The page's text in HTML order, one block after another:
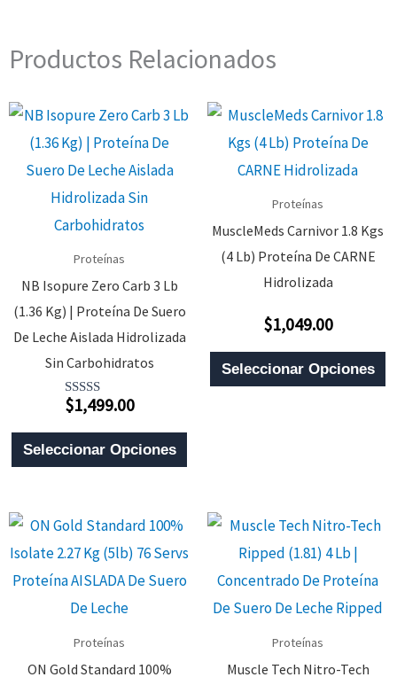
Productos Relacionados
Proteínas
NB Isopure Zero Carb 3 Lb
(1.36 Kg) | Proteína De Suero
De Leche Aislada Hidrolizada
Sin Carbohidratos
Valorado
5.00
De 5
$1,499.00
Seleccionar Opciones
Este
Producto
Múltiples
Variantes.
Opciones
Proteínas
MuscleMeds Carnivor 1.8 Kgs
(4 Lb) Proteína De CARNE
Hidrolizada
Valorado
Con
0
De
5
$1,049.00
Seleccionar Opciones
Proteínas
ON Gold Standard 100%
Proteínas
Muscle Tech Nitro-Tech